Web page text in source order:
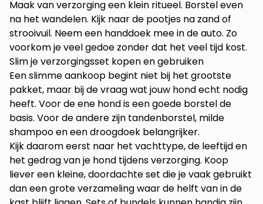
Maak van verzorging een klein ritueel. Borstel even
na het wandelen. Kijk naar de pootjes na zand of
strooivuil. Neem een handdoek mee in de auto. Zo
voorkom je veel gedoe zonder dat het veel tijd kost.
Slim je verzorgingsset kopen en gebruiken
Een slimme aankoop begint niet bij het grootste
pakket, maar bij de vraag wat jouw hond echt nodig
heeft. Voor de ene hond is een goede borstel de
basis. Voor de andere zijn tandenborstel, milde
shampoo en een droogdoek belangrijker.
Kijk daarom eerst naar het vachttype, de leeftijd en
het gedrag van je hond tijdens verzorging. Koop
liever een kleine, doordachte set die je vaak gebruikt
dan een grote verzameling waar de helft van in de